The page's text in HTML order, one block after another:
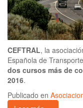
CEFTRAL, la
Española de
dos cursos más de
2016.
Publicado en